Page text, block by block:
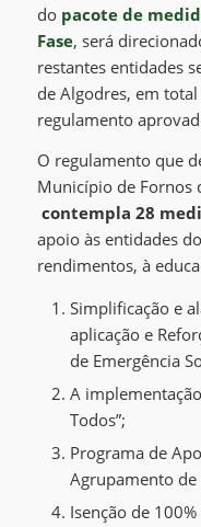
do pacote de
Fase, será
restantes entidades
de Algodres, em
regulamento
O regulamento que
Município de Fornos
contempla 28
apoio às entidades
rendimentos, à
Simplificação e
aplicação e
de Emergência
A
Todos”;
Programa de
Agrupamento de
Isenção de